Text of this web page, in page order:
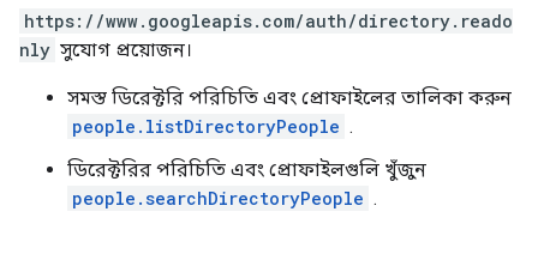
https://www.googleapis.com/auth/directory.reado
nly সুযোগ প্রয়োজন।
সমস্ত ডিরেক্টরি পরিচিতি এবং প্রোফাইলের তালিকা করুন
people.listDirectoryPeople .
ডিরেক্টরির পরিচিতি এবং প্রোফাইলগুলি খুঁজুন
people.searchDirectoryPeople .